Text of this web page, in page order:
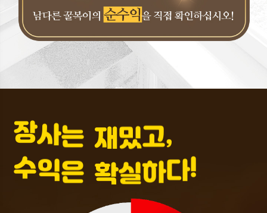
장사는 재밌고,
수익은 확실하다!